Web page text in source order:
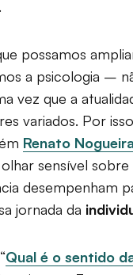
.
possamos
a psicologia –
vez que a
variados. Por
Renato
sensível
desempenham
jornada da
Qual é o sentido